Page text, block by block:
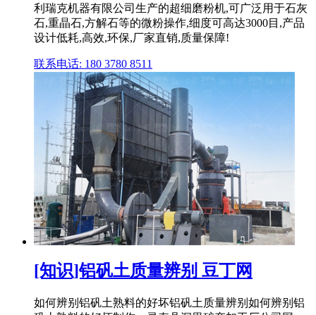
利瑞克机器有限公司生产的超细磨粉机,可广泛用于石灰
石,重晶石,方解石等的微粉操作,细度可高达3000目,产品
设计低耗,高效,环保,厂家直销,质量保障!
联系电话: 180 3780 8511
[知识]铝矾土质量辨别 豆丁网
如何辨别铝矾土熟料的好坏铝矾土质量辨别如何辨别铝